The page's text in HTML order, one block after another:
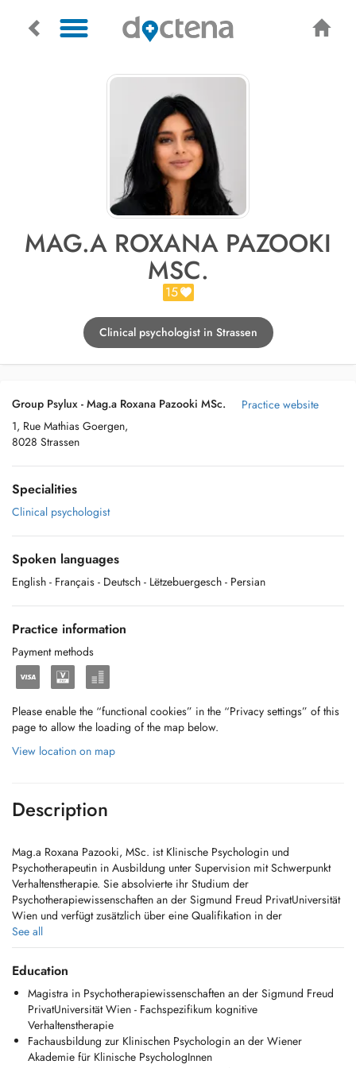
MAG.A ROXANA PAZOOKI
MSC.
15
Clinical psychologist in Strassen
Group Psylux - Mag.a Roxana Pazooki MSc.
1, Rue Mathias Goergen,
8028 Strassen
Practice website
Specialities
Clinical psychologist
Spoken languages
English - Français - Deutsch - Lëtzebuergesch - Persian
Practice information
Payment methods
Please enable the “functional cookies” in the “Privacy settings” of this
page to allow the loading of the map below.
View location on map
Description
Mag.a Roxana Pazooki, MSc. ist Klinische Psychologin und
Psychotherapeutin in Ausbildung unter Supervision mit Schwerpunkt
Verhaltenstherapie. Sie absolvierte ihr Studium der
Psychotherapiewissenschaften an der Sigmund Freud PrivatUniversität
Wien und verfügt zusätzlich über eine Qualifikation in der
Psychotraumapädagogik.
Die Anerkennung als Psychotherapeutin in Luxemburg ist in
Bearbeitung, daher werden derzeit nur klinisch-psychologische
Sitzungen (nicht CNS-rückerstattet) angeboten.
In ihrer Praxis in Luxemburg begleitet sie Erwachsene bei psychischen
Belastungen wie Angststörungen, Stress, Depressionen sowie
traumatischen Erfahrungen. Ihr therapeutischer Ansatz basiert auf der
See all
Education
Magistra in Psychotherapiewissenschaften an der Sigmund Freud
PrivatUniversität Wien - Fachspezifikum kognitive
Verhaltenstherapie
Fachausbildung zur Klinischen Psychologin an der Wiener
Akademie für Klinische PsychologInnen